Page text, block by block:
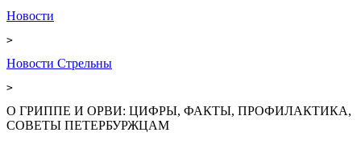
Новости
>
Новости Стрельны
>
О ГРИППЕ И ОРВИ: ЦИФРЫ, ФАКТЫ, ПРОФИЛАКТИКА,
СОВЕТЫ ПЕТЕРБУРЖЦАМ